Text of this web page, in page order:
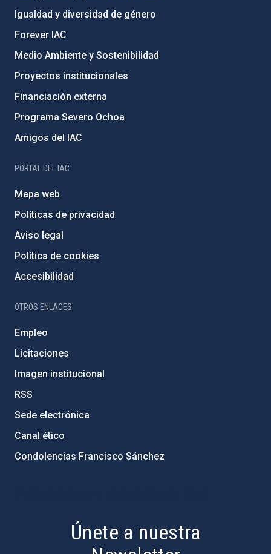
Igualdad y diversidad de género
Forever IAC
Medio Ambiente y Sostenibilidad
Proyectos institucionales
Financiación externa
Programa Severo Ochoa
Amigos del IAC
PORTAL DEL IAC
Mapa web
Políticas de privacidad
Aviso legal
Política de cookies
Accesibilidad
OTROS ENLACES
Empleo
Licitaciones
Imagen institucional
RSS
Sede electrónica
Canal ético
Condolencias Francisco Sánchez
Únete a nuestra